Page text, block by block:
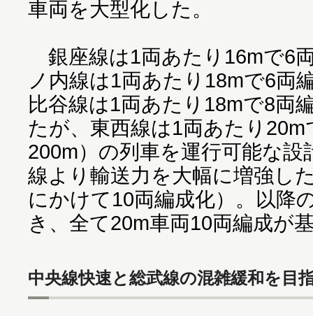
車両を大型化した。
銀座線は1両あたり16mで6
ノ内線は1両あたり18mで6両
比谷線は1両あたり18mで8両
たが、東西線は1両あたり
200m）の列車を運行可能な
線より輸送力を大幅に増強し
にかけて10両編成化）。以降
き、全て20m車両10両編成が
中央線快速と総武線の混雑緩和を目